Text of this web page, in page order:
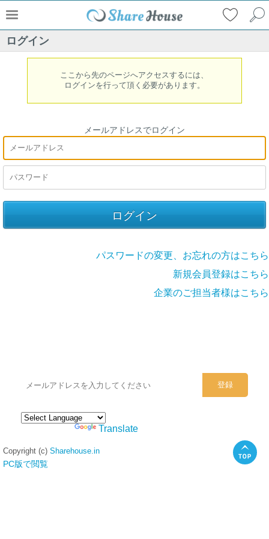
ログイン
ここから先のページへアクセスするには、
ログインを行って頂く必要があります。
メールアドレスでログイン
パスワードの変更、お忘れの方はこちら
新規会員登録はこちら
企業のご担当者様はこちら
Translate
Copyright (c) Sharehouse.in
PC版で閲覧